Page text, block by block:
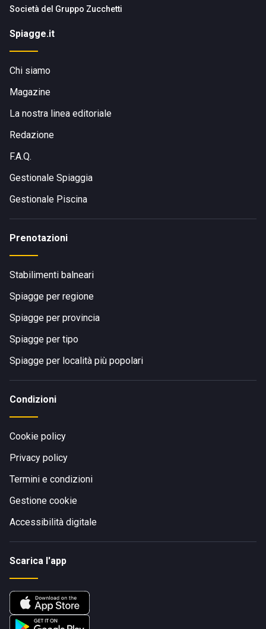
Società del Gruppo Zucchetti
Spiagge.it
Chi siamo
Magazine
La nostra linea editoriale
Redazione
F.A.Q.
Gestionale Spiaggia
Gestionale Piscina
Prenotazioni
Stabilimenti balneari
Spiagge per regione
Spiagge per provincia
Spiagge per tipo
Spiagge per località più popolari
Condizioni
Cookie policy
Privacy policy
Termini e condizioni
Gestione cookie
Accessibilità digitale
Scarica l'app